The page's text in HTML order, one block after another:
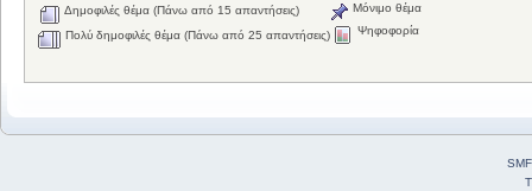
Δημοφιλές θέμα (Πάνω από 15 απαντήσεις)
Πολύ δημοφιλές θέμα (Πάνω από 25 απαντήσεις)
Μόνιμο θέμα
Ψηφοφορία